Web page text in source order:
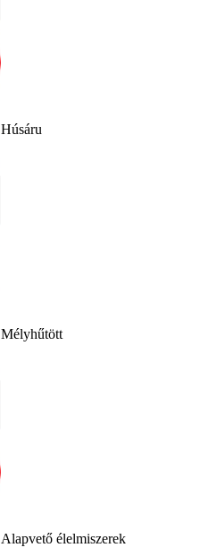
Húsáru
Mélyhűtött
Alapvető élelmiszerek